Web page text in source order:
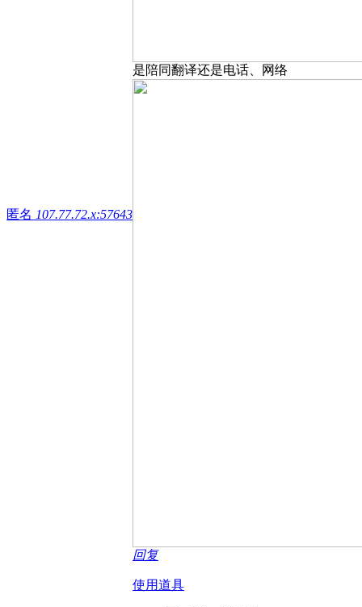
匿名 107.77.72.x:57643
是陪同翻译还是电话、网络
回复
使用道具